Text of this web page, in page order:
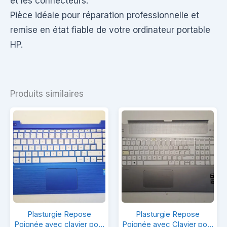
Pièce idéale pour réparation professionnelle et
remise en état fiable de votre ordinateur portable
HP.
Produits similaires
Plasturgie
Repose
Plasturgie Repose
Poignée avec clavier pour
Plasturgie
Repose
Plasturgie Repose
Poignée avec Clavier pour